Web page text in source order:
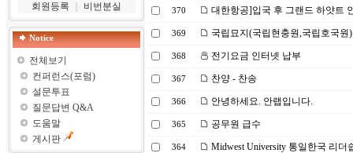
회원등록
비번분실
Notice
전체보기
컨퍼런스(포럼)
설문투표
질문답변 Q&A
도움말
게시판
370 대한항공]입국 후 그랜드 하얏트
369 국립묘지(국립현충원,국립호국원
368 전기요금 인터넷 납부
367 찬양 - 찬송
366 안녕하세요. 안랩입니다.
365 공무원 급수
364 Midwest University 통일한국 리더